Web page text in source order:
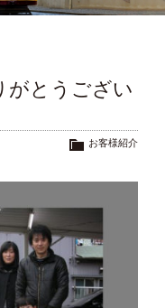
がとうござい
お客様紹介